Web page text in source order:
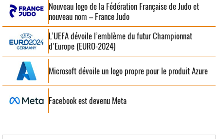
Nouveau logo de la Fédération Française de Judo et
nouveau nom – France Judo
L’UEFA dévoile l’emblème du futur Championnat
d’Europe (EURO-2024)
Microsoft dévoile un logo propre pour le produit Azure
Facebook est devenu Meta